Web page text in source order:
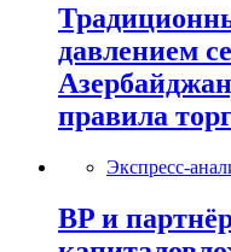
давлением
правила
Экспресс-
BP и